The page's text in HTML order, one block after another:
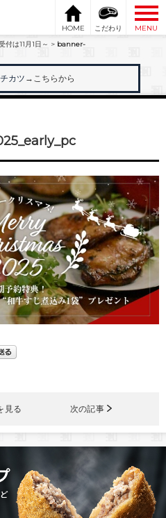
HOME こだわり
MENU
付は11月1日～ > banner-
カツ →こちらから
見る 次の記事